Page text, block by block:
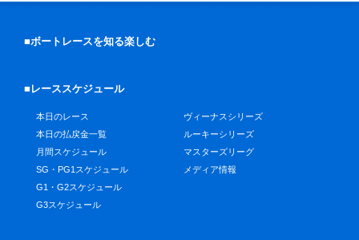
■ボートレースを知る楽しむ
■レーススケジュール
本日のレース
本日の払戻金一覧
月間スケジュール
SG・PG1スケジュール
G1・G2スケジュール
G3スケジュール
ヴィーナスシリーズ
ルーキーシリーズ
マスターズリーグ
メディア情報